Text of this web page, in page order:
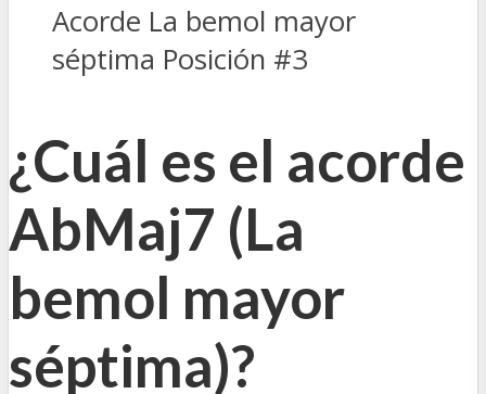
Acorde La bemol mayor
séptima Posición #3
¿Cuál es el acorde
AbMaj7 (La
bemol mayor
séptima)?